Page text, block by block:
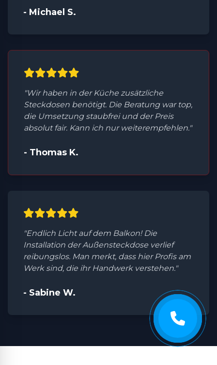
- Michael S.
"Wir haben in der Küche zusätzliche
Steckdosen benötigt. Die Beratung war top,
die Umsetzung staubfrei und der Preis
absolut fair. Kann ich nur weiterempfehlen."
- Thomas K.
"Endlich Licht auf dem Balkon! Die
Installation der Außensteckdose verlief
reibungslos. Man merkt, dass hier Profis am
Werk sind, die ihr Handwerk verstehen."
- Sabine W.